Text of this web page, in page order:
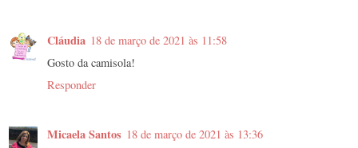
Cláudia 18 de março de 2021 às 11:58
Gosto da camisola!
Responder
Micaela Santos 18 de março de 2021 às 13:36